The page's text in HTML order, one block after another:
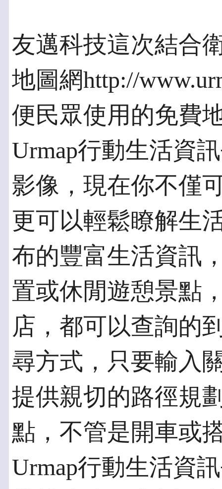
友邁科技這次結合
地圖網http://
便民眾使用的免費
Urmap行動生活資
影像，現在你不僅
更可以輕鬆瞭解生
布的豐富生活資訊
置或休閒遊憩景點
店，都可以查詢的
尋方式，只要輸入
提供親切的路徑規
點，不管是開車或
Urmap行動生活資